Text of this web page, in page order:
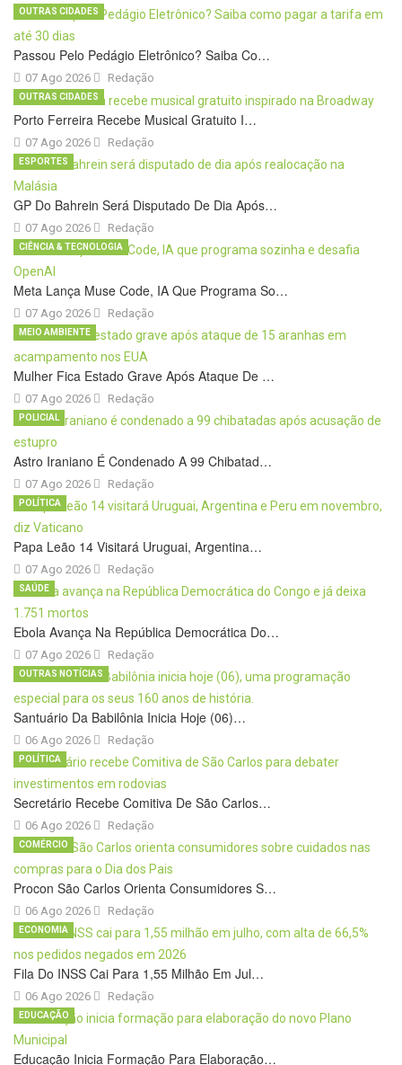
Passou Pelo Pedágio Eletrônico? Saiba Co…
07 Ago 2026
OUTRAS CIDADES
Redação
Porto Ferreira Recebe Musical Gratuito I…
07 Ago 2026
OUTRAS CIDADES
Redação
GP Do Bahrein Será Disputado De Dia Após…
07 Ago 2026
ESPORTES
Redação
Meta Lança Muse Code, IA Que Programa So…
07 Ago 2026
CIÊNCIA & TECNOLOGIA
Redação
Mulher Fica Estado Grave Após Ataque De …
07 Ago 2026
MEIO AMBIENTE
Redação
Astro Iraniano É Condenado A 99 Chibatad…
07 Ago 2026
POLICIAL
Redação
Papa Leão 14 Visitará Uruguai, Argentina…
07 Ago 2026
POLÍTICA
Redação
Ebola Avança Na República Democrática Do…
07 Ago 2026
SAÚDE
Redação
Santuário Da Babilônia Inicia Hoje (06)…
06 Ago 2026
OUTRAS NOTÍCIAS
Redação
Secretário Recebe Comitiva De São Carlos…
06 Ago 2026
POLÍTICA
Redação
Procon São Carlos Orienta Consumidores S…
06 Ago 2026
COMÉRCIO
Redação
Fila Do INSS Cai Para 1,55 Milhão Em Jul…
06 Ago 2026
ECONOMIA
Redação
Educação Inicia Formação Para Elaboração…
EDUCAÇÃO